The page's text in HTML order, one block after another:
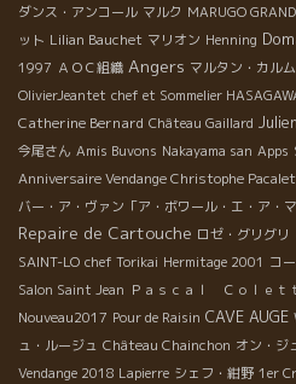
ダンス・アンコール マルク MARUGO
ット Lilian Bauchet マリオン Henning
1997 ＡＯＣ組織 Angers マルタン・カルム
OlivierJeantet chef et Sommelier
Catherine Bernard Château Gaillard
今尾さん Amis Buvons Nakayama san Apps
Anniversaire Vendange Christophe Pacalet
バー・ア・ヴァン「ア・ボワール・エ・ア・マ
Repaire de Cartouche ロゼ・グリグリ
SAINT-LO chef Torikai Hermitage 2001 コ
Salon Saint Jean Ｐａｓｃａｌ Ｃｏｌｅｔ
Nouveau2017 Pour de Raisin CAVE AUGE
ュ・ルージュ Château Chainchon オン・ジ
Vendange 2018 Lapierre シェフ・紺野 1er